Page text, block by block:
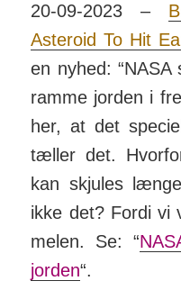
20-09-2023 –
Asteroid To Hit
en nyhed: “NASA
ramme jorden i
her, at det
tæller det.
kan skjules
ikke det? Fordi vi
melen. Se: “
jorden“.